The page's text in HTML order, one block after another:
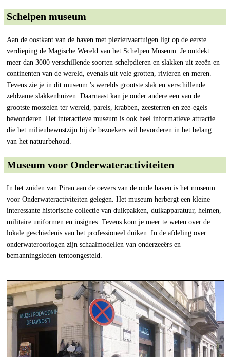
Schelpen museum
Aan de oostkant van de haven met pleziervaartuigen ligt op de eerste
verdieping de Magische Wereld van het Schelpen Museum. Je ontdekt
meer dan 3000 verschillende soorten schelpdieren en slakken uit zeeën en
continenten van de wereld, evenals uit vele grotten, rivieren en meren.
Tevens zie je in dit museum 's werelds grootste slak en verschillende
zeldzame slakkenhuizen. Daarnaast kan je onder andere een van de
grootste mosselen ter wereld, parels, krabben, zeesterren en zee-egels
bewonderen. Het interactieve museum is ook heel informatieve attractie
die het milieubewustzijn bij de bezoekers wil bevorderen in het belang
van het natuurbehoud.
Museum voor Onderwateractiviteiten
In het zuiden van Piran aan de oevers van de oude haven is het museum
voor Onderwateractiviteiten gelegen. Het museum herbergt een kleine
interessante historische collectie van duikpakken, duikapparatuur, helmen,
militaire uniformen en insignes. Tevens kom je meer te weten over de
lokale geschiedenis van het professioneel duiken. In de afdeling over
onderwateroorlogen zijn schaalmodellen van onderzeeërs en
bemanningsleden tentoongesteld.